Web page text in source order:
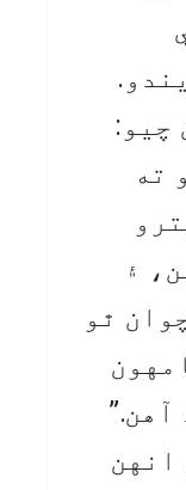
چيو:
ته
۽
ٿو
انهن